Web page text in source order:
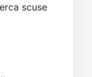
scuse